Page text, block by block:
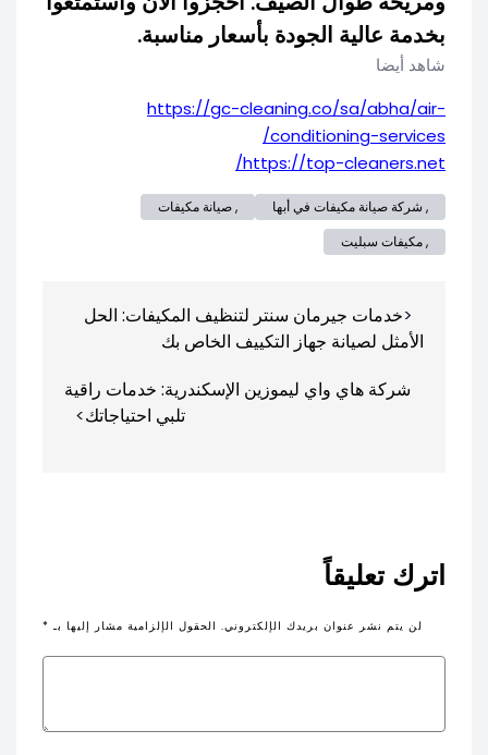
بخدمة عالية الجودة بأسعار مناسبة.
شاهد أيضا
https://gc-cleaning.co/sa/abha/air-
conditioning-services/
https://top-cleaners.net/
, شركة صيانة مكيفات في أبها
, صيانة مكيفات
, مكيفات سبليت
المقالاتخدمات جيرمان سنتر لتنظيف المكيفات: الحل
الأمثل لصيانة جهاز التكييف الخاص بك
شركة هاي واي ليموزين الإسكندرية: خدمات راقية
تلبي احتياجاتك
اترك تعليقاً
لن يتم نشر عنوان بريدك الإلكتروني. الحقول الإلزامية مشار إليها بـ *